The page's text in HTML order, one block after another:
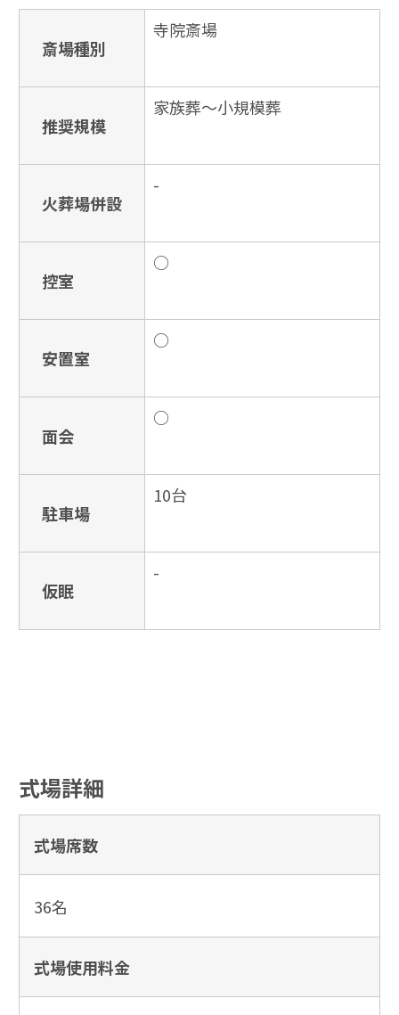
斎場種別
寺院斎場
推奨規模
家族葬〜小規模葬
火葬場併設
-
控室
○
安置室
○
面会
○
駐車場
10台
仮眠
-
式場詳細
式場席数
36名
式場使用料金